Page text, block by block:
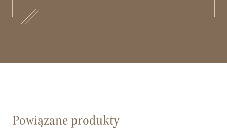
Powiązane produkty